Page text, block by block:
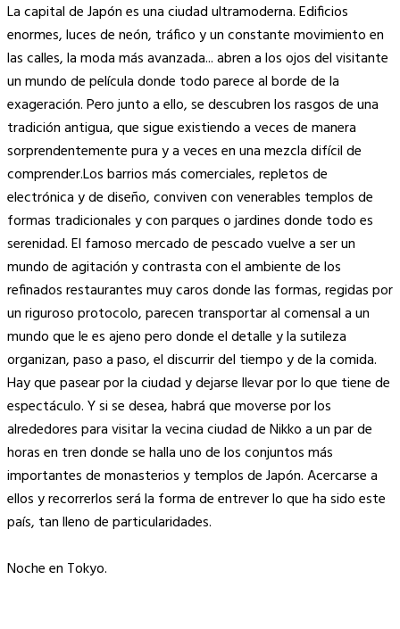
La capital de Japón es una ciudad ultramoderna. Edificios
enormes, luces de neón, tráfico y un constante movimiento en
las calles, la moda más avanzada... abren a los ojos del visitante
un mundo de película donde todo parece al borde de la
exageración. Pero junto a ello, se descubren los rasgos de una
tradición antigua, que sigue existiendo a veces de manera
sorprendentemente pura y a veces en una mezcla difícil de
comprender.Los barrios más comerciales, repletos de
electrónica y de diseño, conviven con venerables templos de
formas tradicionales y con parques o jardines donde todo es
serenidad. El famoso mercado de pescado vuelve a ser un
mundo de agitación y contrasta con el ambiente de los
refinados restaurantes muy caros donde las formas, regidas por
un riguroso protocolo, parecen transportar al comensal a un
mundo que le es ajeno pero donde el detalle y la sutileza
organizan, paso a paso, el discurrir del tiempo y de la comida.
Hay que pasear por la ciudad y dejarse llevar por lo que tiene de
espectáculo. Y si se desea, habrá que moverse por los
alrededores para visitar la vecina ciudad de Nikko a un par de
horas en tren donde se halla uno de los conjuntos más
importantes de monasterios y templos de Japón. Acercarse a
ellos y recorrerlos será la forma de entrever lo que ha sido este
país, tan lleno de particularidades.
Noche en Tokyo.